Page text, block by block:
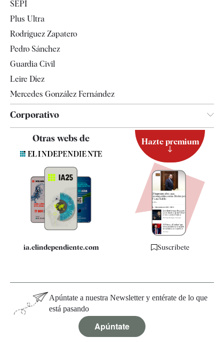
Televisión
SEPI
Plus Ultra
Rodríguez Zapatero
Pedro Sánchez
Guardia Civil
Leire Díez
Mercedes González Fernández
Corporativo
Contacto
Quiénes somos
Especificaciones
Otras webs de
ia.elindependiente.com
Hazte premium
Suscríbete
Apúntate a nuestra Newsletter y entérate de lo que
está pasando
Apúntate